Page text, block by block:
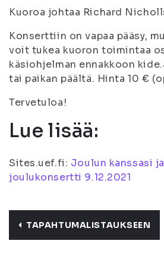
Kuoroa johtaa Richard
Konserttiin on vapaa pääsy,
voit tukea kuoron toimintaa
käsiohjelman ennakkoon
tai paikan päältä. Hinta 10 €
Tervetuloa!
Lue lisää:
Sites.uef.fi: Joulun kanssasi
joulukonsertti 9.12.2021
TAPAHTUMALISTAUKSEEN